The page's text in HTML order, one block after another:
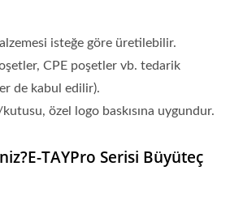
isteğe göre üretilebilir.
CPE poşetler vb. tedarik
de kabul edilir).
özel logo baskısına uygundur.
TAYPro Serisi Büyüteç